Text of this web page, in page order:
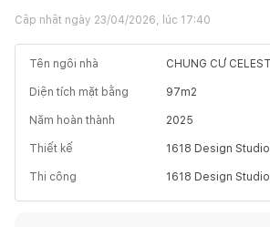
Cập nhật ngày 23/04/2026, lúc 17:40
Tên ngôi nhà CHUNG CƯ
Diện tích mặt bằng 97m2
Năm hoàn thành 2025
Thiết kế 1618 Design Studio
Thi công 1618 Design Studio